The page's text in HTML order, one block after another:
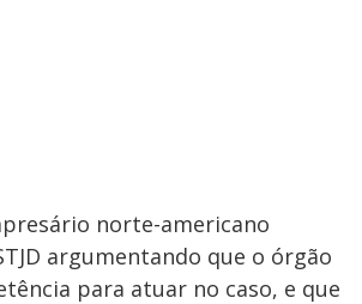
norte-americano
argumentando que o órgão
para atuar no caso, e que